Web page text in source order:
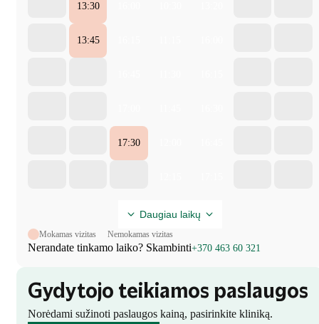
13:30
13:45
17:30
Daugiau laikų
Mokamas vizitas Nemokamas vizitas
Nerandate tinkamo laiko? Skambinti+370 463 60 321
Gydytojo teikiamos paslaugos
Norėdami sužinoti paslaugos kainą, pasirinkite kliniką.